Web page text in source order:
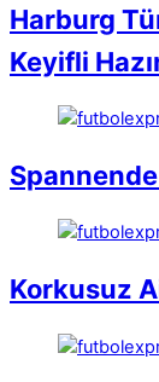
Harburg
Keyifli
Korkusuz